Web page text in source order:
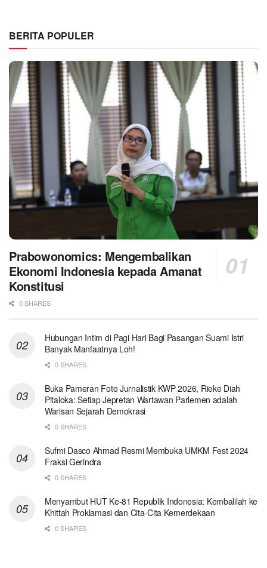
BERITA POPULER
Prabowonomics: Mengembalikan
Ekonomi Indonesia kepada Amanat
Konstitusi
0 SHARES
Hubungan Intim di Pagi Hari Bagi Pasangan Suami Istri
Banyak Manfaatnya Loh!
0 SHARES
Buka Pameran Foto Jurnalistik KWP 2026, Rieke Diah
Pitaloka: Setiap Jepretan Wartawan Parlemen adalah
Warisan Sejarah Demokrasi
0 SHARES
Sufmi Dasco Ahmad Resmi Membuka UMKM Fest 2024
Fraksi Gerindra
0 SHARES
Menyambut HUT Ke-81 Republik Indonesia: Kembalilah ke
Khittah Proklamasi dan Cita-Cita Kemerdekaan
0 SHARES